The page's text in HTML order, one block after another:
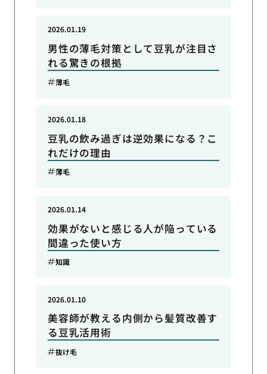
男性の薄毛対策として豆乳が注目さ
れる驚きの根拠
2026.01.19
薄毛
豆乳の飲み過ぎは逆効果になる？こ
れだけの理由
2026.01.18
薄毛
効果がないと感じる人が陥っている
間違った使い方
2026.01.14
知識
美容師が教える内側から髪質改善す
る豆乳活用術
2026.01.10
抜け毛